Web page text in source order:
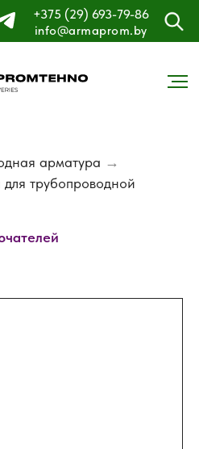
+375 (29) 693-79-86
info@armaprom.by
арматура →
трубопроводной